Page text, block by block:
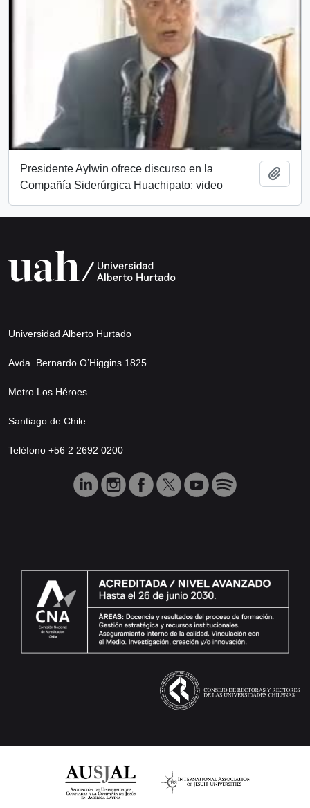
Presidente Aylwin ofrece discurso en la
Compañía Siderúrgica Huachipato: video
Universidad Alberto Hurtado
Avda. Bernardo O’Higgins 1825
Metro Los Héroes
Santiago de Chile
Teléfono +56 2 2692 0200